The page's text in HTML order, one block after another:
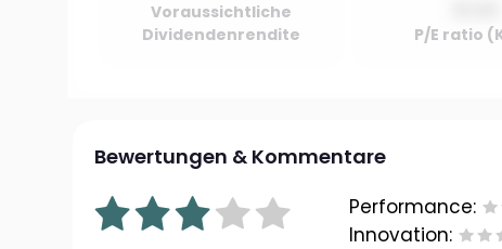
Voraussichtliche
Dividendenrendite
P/E ratio
Bewertungen & Kommentare
Performance:
Innovation: